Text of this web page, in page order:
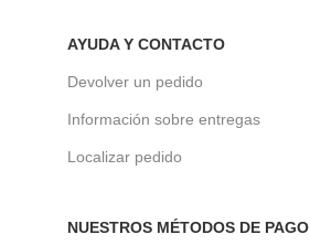
AYUDA Y CONTACTO
Devolver un pedido
Información sobre entregas
Localizar pedido
NUESTROS MÉTODOS DE PAGO